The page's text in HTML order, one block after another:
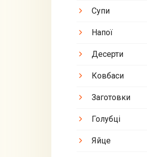
Супи
Напої
Десерти
Ковбаси
Заготовки
Голубці
Яйце